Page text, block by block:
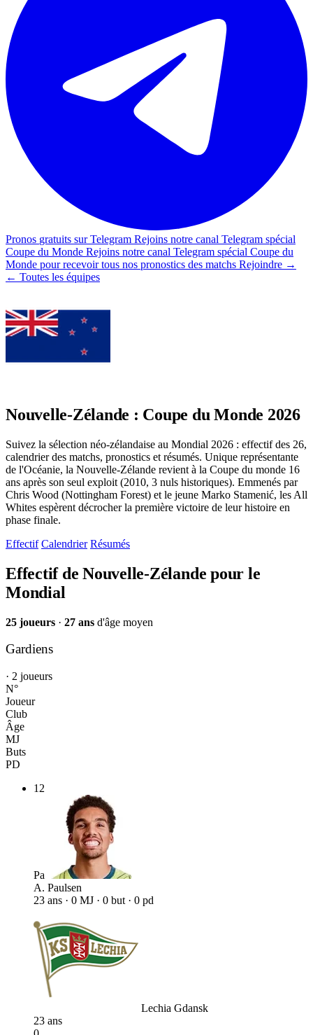
Pronos gratuits sur Telegram Rejoins notre canal Telegram spécial
Coupe du Monde Rejoins notre canal Telegram spécial Coupe du
Monde pour recevoir tous nos pronostics des matchs Rejoindre →
← Toutes les équipes
Nouvelle-Zélande : Coupe du Monde 2026
Suivez la sélection néo-zélandaise au Mondial 2026 : effectif des 26,
calendrier des matchs, pronostics et résumés. Unique représentante
de l'Océanie, la Nouvelle-Zélande revient à la Coupe du monde 16
ans après son seul exploit (2010, 3 nuls historiques). Emmenés par
Chris Wood (Nottingham Forest) et le jeune Marko Stamenić, les All
Whites espèrent décrocher la première victoire de leur histoire en
phase finale.
Effectif Calendrier Résumés
Effectif de Nouvelle-Zélande pour le
Mondial
25 joueurs · 27 ans d'âge moyen
Gardiens
· 2 joueurs
N°
Joueur
Club
Âge
MJ
Buts
PD
12
Pa
A. Paulsen
23 ans · 0 MJ · 0 but · 0 pd
Lechia Gdansk
23 ans